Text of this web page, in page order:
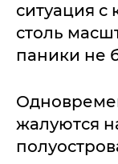
ситуация
столь
паники не
жалуются